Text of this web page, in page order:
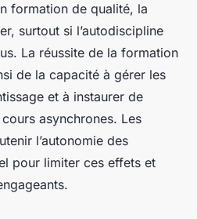
formation de qualité, la
surtout si l’autodiscipline
La réussite de la formation
de la capacité à gérer les
et à instaurer de
asynchrones. Les
l’autonomie des
pour limiter ces effets et